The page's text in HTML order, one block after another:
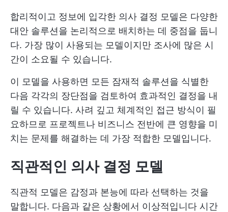
합리적이고 정보에 입각한 의사 결정 모델은 다양한
대안 솔루션을 논리적으로 배치하는 데 중점을 둡니
다. 가장 많이 사용되는 모델이지만 조사에 많은 시
간이 소요될 수 있습니다.
이 모델을 사용하면 모든 잠재적 솔루션을 식별한
다음 각각의 장단점을 검토하여 효과적인 결정을 내
릴 수 있습니다. 사려 깊고 체계적인 접근 방식이 필
요하므로 프로젝트나 비즈니스 전반에 큰 영향을 미
치는 문제를 해결하는 데 가장 적합한 모델입니다.
직관적인 의사 결정 모델
직관적 모델은 감정과 본능에 따라 선택하는 것을
말합니다. 다음과 같은 상황에서 이상적입니다 시간